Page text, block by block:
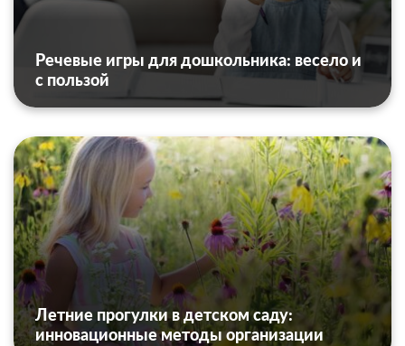
Речевые игры для дошкольника: весело и
с пользой
Летние прогулки в детском саду:
инновационные методы организации